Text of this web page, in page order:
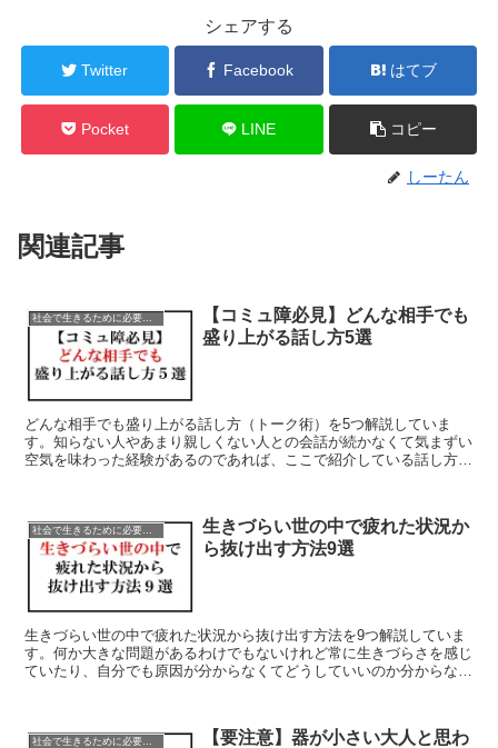
シェアする
Twitter Facebook はてブ
Pocket LINE コピー
しーたん
関連記事
社会で生きるために必要な行動・言動・考え方
【コミュ障必見】どんな相手でも
盛り上がる話し方5選
どんな相手でも盛り上がる話し方（トーク術）を5つ解説していま
す。知らない人やあまり親しくない人との会話が続かなくて気まずい
空気を味わった経験があるのであれば、ここで紹介している話し方の
社会で生きるために必要な行動・言動・考え方
生きづらい世の中で疲れた状況か
ら抜け出す方法9選
生きづらい世の中で疲れた状況から抜け出す方法を9つ解説していま
す。何か大きな問題があるわけでもないけれど常に生きづらさを感じ
ていたり、自分でも原因が分からなくてどうしていいのか分からない
社会で生きるために必要な行動・言動・考え方
【要注意】器が小さい大人と思わ